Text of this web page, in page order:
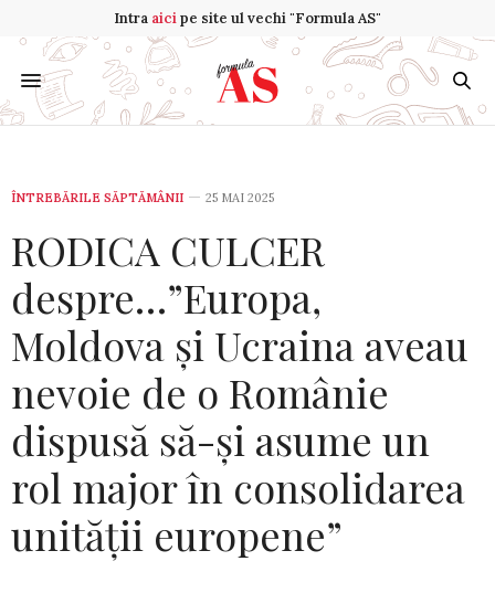
Intra aicipe site ul vechi "Formula AS"
ÎNTREBĂRILE SĂPTĂMÂNII 25 MAI 2025
RODICA CULCER
despre…”Europa,
Moldova și Ucraina aveau
nevoie de o Românie
dispusă să-și asume un
rol major în consolidarea
unității europene”